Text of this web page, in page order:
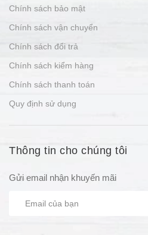
Chính sách bảo mật
Chính sách vận chuyển
Chính sách đổi trả
Chính sách kiểm hàng
Chính sách thanh toán
Quy định sử dụng
Thông tin cho chúng tôi
Gửi email nhận khuyến mãi